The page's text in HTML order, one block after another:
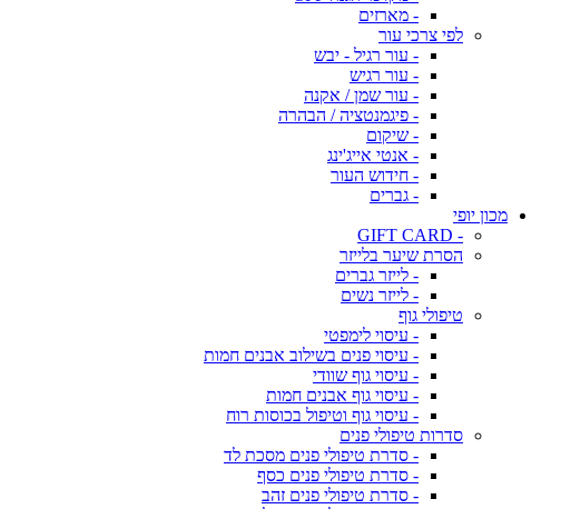
- מארזים
לפי צרכי עור
- עור רגיל - יבש
- עור רגיש
- עור שמן / אקנה
- פיגמנטציה / הבהרה
- שיקום
- אנטי אייג'ינג
- חידוש העור
- גברים
מכון יופי
- GIFT CARD
הסרת שיער בלייזר
- לייזר גברים
- לייזר נשים
טיפולי גוף
- עיסוי לימפטי
- עיסוי פנים בשילוב אבנים חמות
- עיסוי גוף שוודי
- עיסוי גוף אבנים חמות
- עיסוי גוף וטיפול בכוסות רוח
סדרות טיפולי פנים
- סדרת טיפולי פנים מסכת לד
- סדרת טיפולי פנים כסף
- סדרת טיפולי פנים זהב